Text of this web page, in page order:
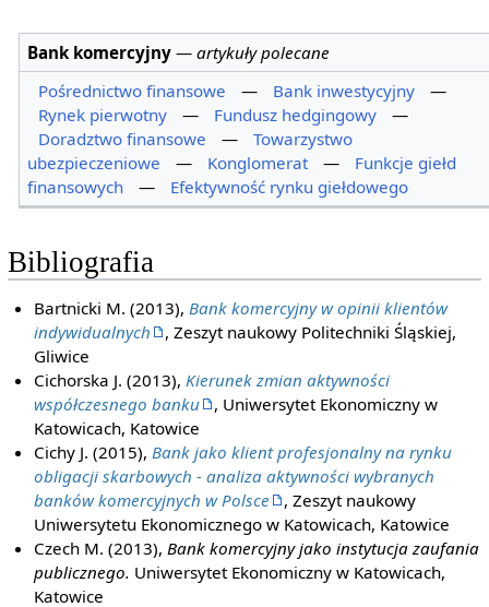
Bank komercyjny —artykuły polecane
Pośrednictwo finansowe
— Bank inwestycyjny
—
Rynek pierwotny
— Fundusz hedgingowy
—
Doradztwo finansowe
—
Towarzystwo
ubezpieczeniowe
— Konglomerat —
Funkcje giełd
finansowych
— Efektywność rynku giełdowego
Bibliografia
Bartnicki M. (2013), Bank komercyjny w opinii klientów
indywidualnych
, Zeszyt naukowy Politechniki Śląskiej,
Gliwice
Cichorska J. (2013), Kierunek zmian aktywności
współczesnego banku
, Uniwersytet Ekonomiczny w
Katowicach, Katowice
Cichy J. (2015), Bank jako klient profesjonalny na rynku
obligacji skarbowych - analiza aktywności wybranych
banków komercyjnych w Polsce
, Zeszyt naukowy
Uniwersytetu Ekonomicznego w Katowicach, Katowice
Czech M. (2013), Bank komercyjny jako instytucja zaufania
publicznego. Uniwersytet Ekonomiczny w Katowicach,
Katowice